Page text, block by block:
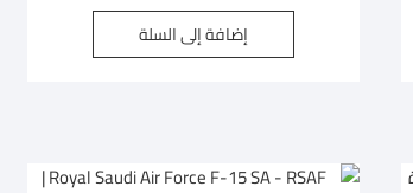
إضافة إلى السلة